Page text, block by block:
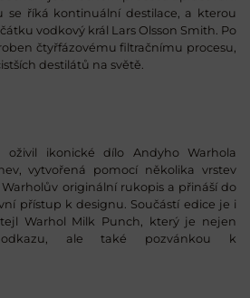
se říká kontinuální destilace, a kterou
vodkový král Lars Olsson Smith. Po
čtyřfázovému filtračnímu procesu,
destilátů na světě.
oživil ikonické dílo Andyho Warhola
vytvořená pomocí několika vrstev
originální rukopis a přináší do
přístup k designu. Součástí edice je i
Warhol Milk Punch, který je nejen
odkazu, ale také pozvánkou k